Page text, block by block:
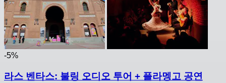
-5%
라스 벤타스: 불링 오디오 투어 + 플라멩고 공연